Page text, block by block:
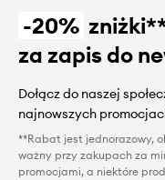
-20%
za zapis do
Dołącz do naszej
najnowszych
**Rabat jest jednorazowy,
ważny przy zakupach za
promocjami, a niektóre